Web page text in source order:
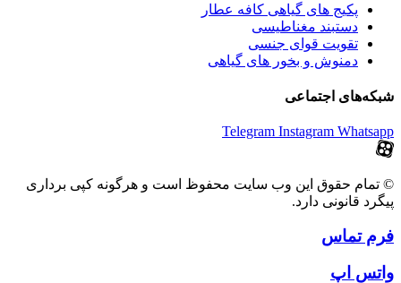
پکیج های گیاهی کافه عطار
دستبند مغناطیسی
تقویت قوای جنسی
دمنوش و بخور های گیاهی
شبکه‌های اجتماعی
Telegram Instagram Whatsapp
© تمام حقوق این وب سایت محفوظ است و هرگونه کپی برداری
پیگرد قانونی دارد.
فرم تماس
واتس اپ